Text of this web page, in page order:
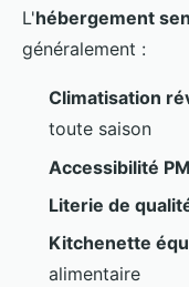
L'hébergement
généralement :
Climatisation
toute saison
Accessibilité
Literie de
Kitchenette
alimentaire